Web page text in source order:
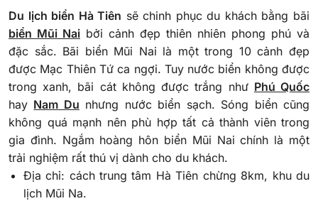
Du lịch biển Hà Tiên sẽ chinh phục du khách bằng bãi
biển Mũi Nai bởi cảnh đẹp thiên nhiên phong phú và
đặc sắc. Bãi biển Mũi Nai là một trong 10 cảnh đẹp
được Mạc Thiên Tứ ca ngợi. Tuy nước biển không được
trong xanh, bãi cát không được trắng như Phú Quốc
hay Nam Du nhưng nước biển sạch. Sóng biển cũng
không quá mạnh nên phù hợp tất cả thành viên trong
gia đình. Ngắm hoàng hôn biển Mũi Nai chính là một
trải nghiệm rất thú vị dành cho du khách.
Địa chỉ: cách trung tâm Hà Tiên chừng 8km, khu du
lịch Mũi Na.